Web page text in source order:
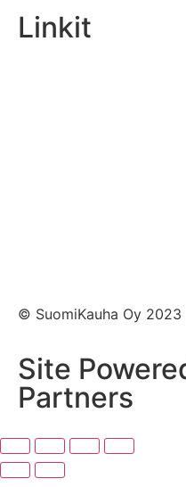
Linkit
© SuomiKauha Oy 2023
Site
Partners